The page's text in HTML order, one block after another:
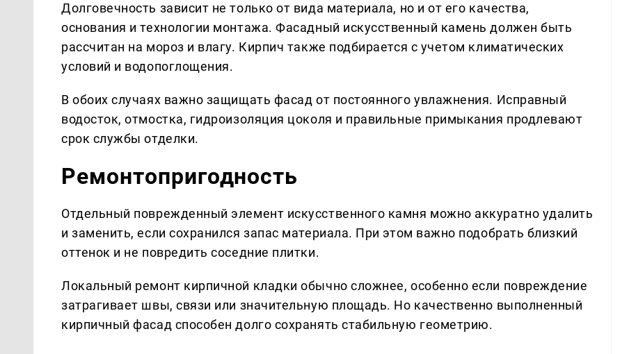
Долговечность зависит не только от вида материала, но и от его качества,
основания и технологии монтажа. Фасадный искусственный камень должен быть
рассчитан на мороз и влагу. Кирпич также подбирается с учетом климатических
условий и водопоглощения.
В обоих случаях важно защищать фасад от постоянного увлажнения. Исправный
водосток, отмостка, гидроизоляция цоколя и правильные примыкания продлевают
срок службы отделки.
Ремонтопригодность
Отдельный поврежденный элемент искусственного камня можно аккуратно удалить
и заменить, если сохранился запас материала. При этом важно подобрать близкий
оттенок и не повредить соседние плитки.
Локальный ремонт кирпичной кладки обычно сложнее, особенно если повреждение
затрагивает швы, связи или значительную площадь. Но качественно выполненный
кирпичный фасад способен долго сохранять стабильную геометрию.